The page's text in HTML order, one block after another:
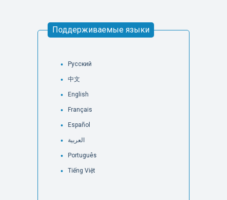
Русский
中文
English
Français
Español
العربية
Português
Tiếng Việt
Поддерживаемые языки